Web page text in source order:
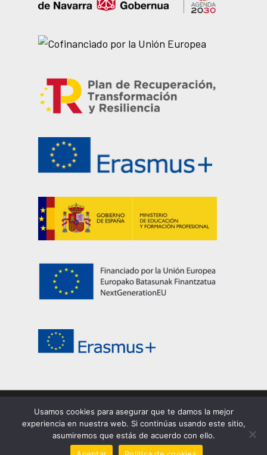
© 2026 EASDi Corella. Escuela de Arte y Superior de
Corella | Privacidad|Cookies |Aviso legal
youtubeinstagram
Usamos cookies para asegurar que te damos la mejor
experiencia en nuestra web. Si continúas usando este sitio,
asumiremos que estás de acuerdo con ello.